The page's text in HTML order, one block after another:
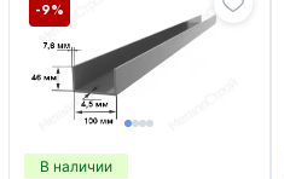
В наличии
-9%